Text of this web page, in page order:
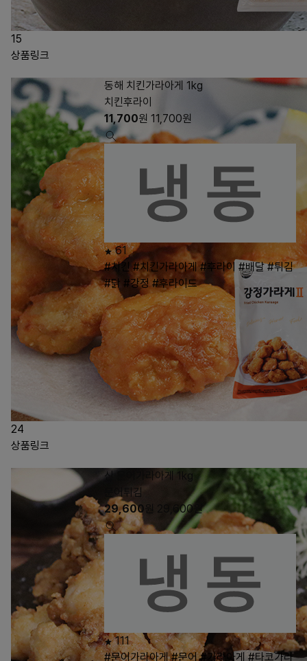
15
상품링크
24
동해 치킨가라아게 1kg
치킨후라이
11,700원 11,700원
61
#치킨 #치킨가라아게 #후라이 #배달 #튀김
#닭 #강정 #후라이드
상품링크
신 문어가라아게 1kg
문어튀김
29,600 원 29,600 원
111
#문어가라아게 #문어 #가라아게 #타코가라